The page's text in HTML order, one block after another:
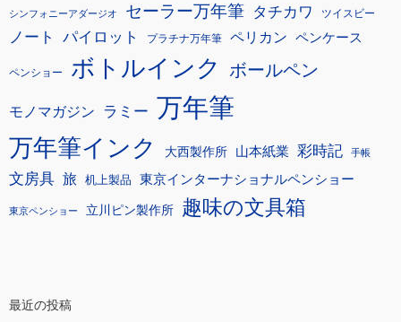
シンフォニーアダージオ セーラー万年筆 タチカワ ツイスビー
ノート パイロット プラチナ万年筆 ペリカン ペンケース
ペンショー ボトルインク ボールペン
モノマガジン ラミー 万年筆
万年筆インク 大西製作所 山本紙業 彩時記 手帳
文房具 旅 机上製品 東京インターナショナルペンショー
東京ペンショー 立川ピン製作所 趣味の文具箱
最近の投稿